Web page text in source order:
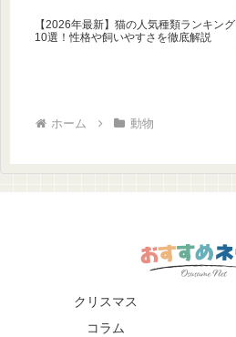
【2026年最新】猫の人気種類ランキング
10選！性格や飼いやすさを徹底解説
ホーム 動物
クリスマス
コラム